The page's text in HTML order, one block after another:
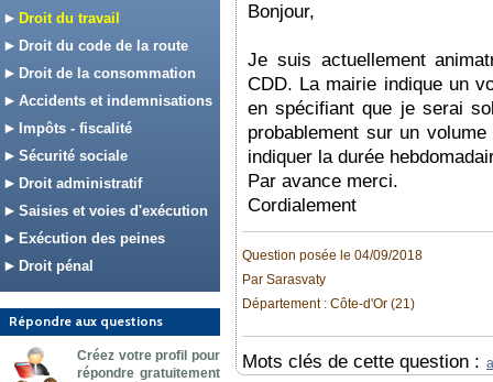
Droit du travail
Droit du code de la route
Droit de la consommation
Accidents et indemnisations
Impôts - fiscalité
Sécurité sociale
Droit administratif
Saisies et voies d'exécution
Exécution des peines
Droit pénal
Répondre aux questions
Créez votre profil pour
répondre gratuitement
Bonjour,
Je suis actuellement
CDD. La mairie indique un
en spécifiant que je serai
probablement sur un
indiquer la durée
Par avance merci.
Cordialement
Question posée le 04/09/2018
Par Sarasvaty
Département : Côte-d'Or (21)
Mots clés de cette question :